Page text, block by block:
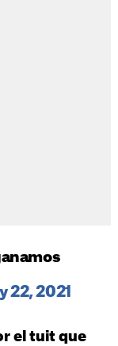
22, 2021
el tuit que